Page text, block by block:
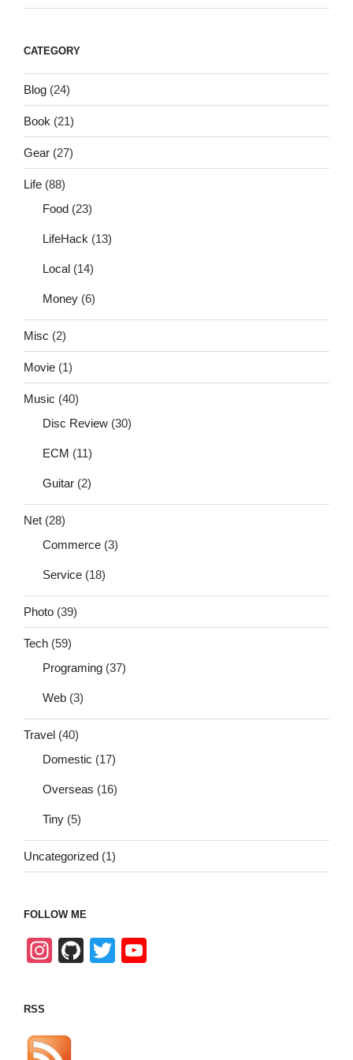
CATEGORY
Blog (24)
Book (21)
Gear (27)
Life (88)
Food (23)
LifeHack (13)
Local (14)
Money (6)
Misc (2)
Movie (1)
Music (40)
Disc Review (30)
ECM (11)
Guitar (2)
Net (28)
Commerce (3)
Service (18)
Photo (39)
Tech (59)
Programing (37)
Web (3)
Travel (40)
Domestic (17)
Overseas (16)
Tiny (5)
Uncategorized (1)
FOLLOW ME
In
a
Gi T
RSS